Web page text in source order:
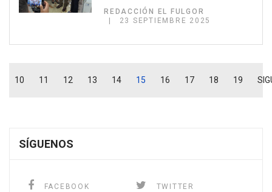
REDACCIÓN EL FULGOR
23 SEPTIEMBRE 2025
10 11 12 13 14 15 16 17 18 19
SÍGUENOS
FACEBOOK TWITTER